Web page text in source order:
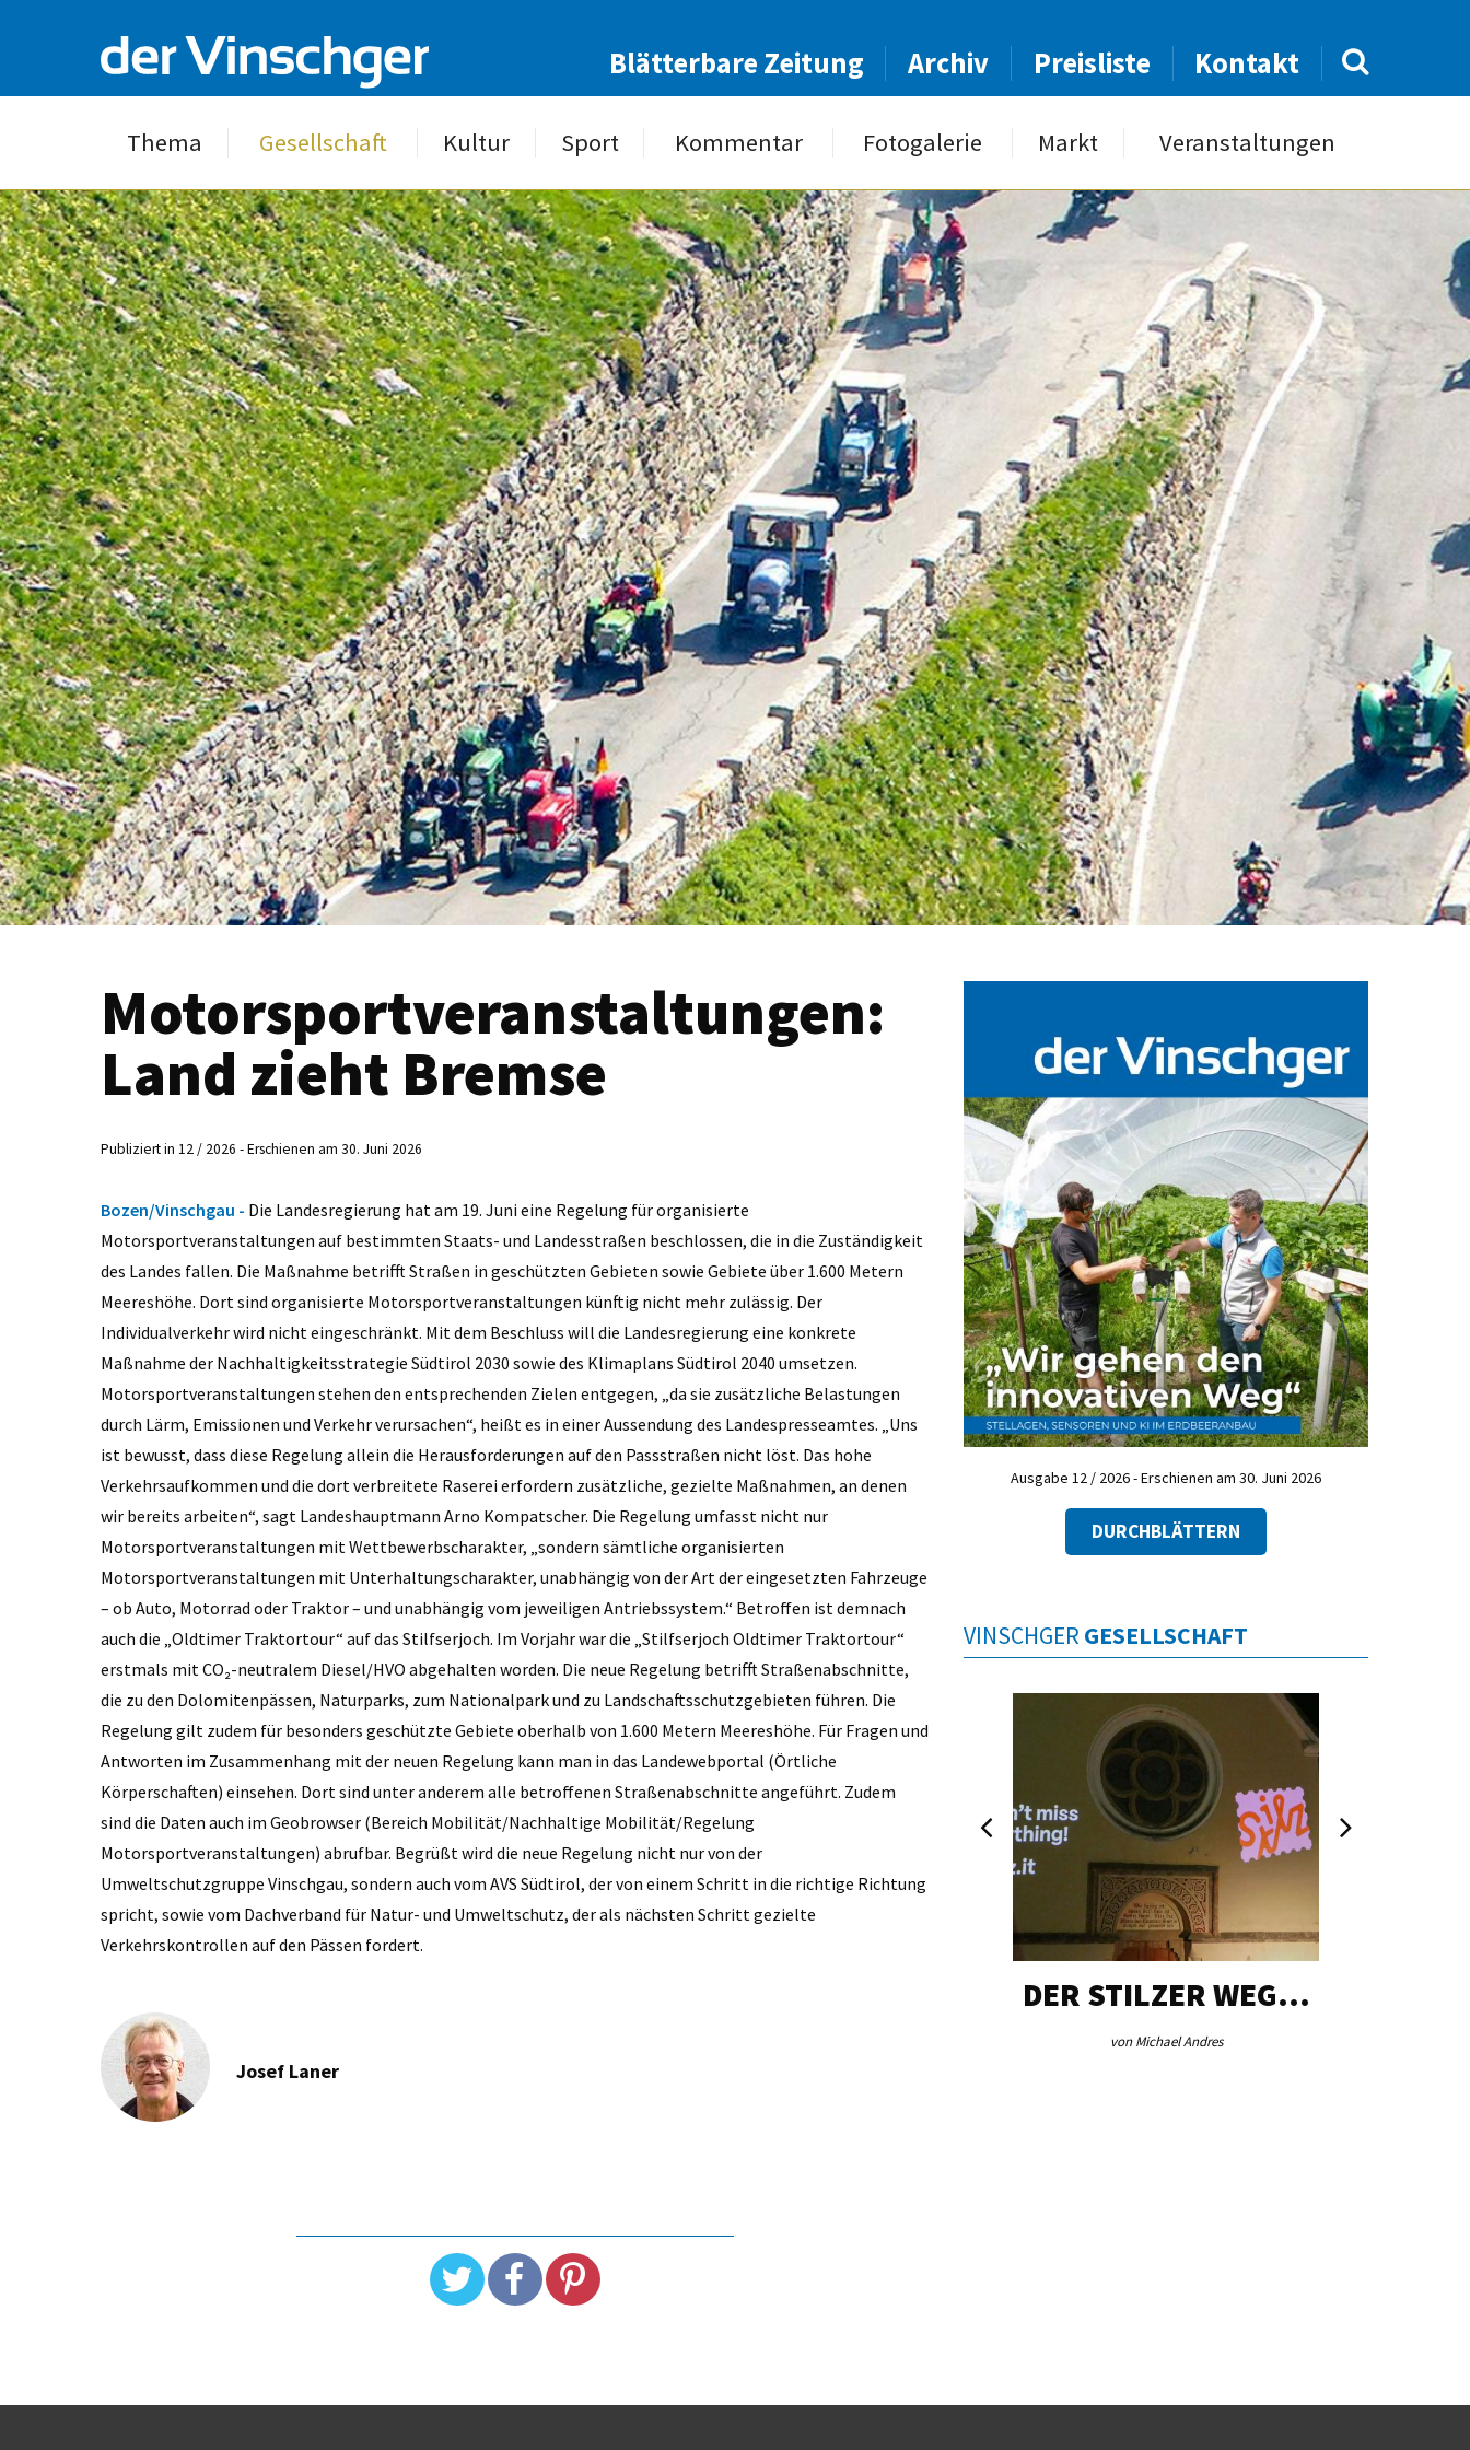
Blätterbare Zeitung Archiv Preisliste Kontakt
Thema Gesellschaft Kultur Sport Kommentar Fotogalerie Markt Veranstaltungen
Motorsportveranstaltungen:
Land zieht Bremse
Publiziert in 12 / 2026 - Erschienen am 30. Juni 2026
Bozen/Vinschgau - Die Landesregierung hat am 19. Juni eine Regelung für organisierte
Motorsportveranstaltungen auf bestimmten Staats- und Landesstraßen beschlossen, die in die Zuständigkeit
des Landes fallen. Die Maßnahme betrifft Straßen in geschützten Gebieten sowie Gebiete über 1.600 Metern
Meereshöhe. Dort sind organisierte Motorsportveranstaltungen künftig nicht mehr zulässig. Der
Individualverkehr wird nicht eingeschränkt. Mit dem Beschluss will die Landesregierung eine konkrete
Maßnahme der Nachhaltigkeitsstrategie Südtirol 2030 sowie des Klimaplans Südtirol 2040 umsetzen.
Motorsportveranstaltungen stehen den entsprechenden Zielen entgegen, „da sie zusätzliche Belastungen
durch Lärm, Emissionen und Verkehr verursachen“, heißt es in einer Aussendung des Landespresseamtes. „Uns
ist bewusst, dass diese Regelung allein die Herausforderungen auf den Passstraßen nicht löst. Das hohe
Verkehrsaufkommen und die dort verbreitete Raserei erfordern zusätzliche, gezielte Maßnahmen, an denen
wir bereits arbeiten“, sagt Landeshauptmann Arno Kompatscher. Die Regelung umfasst nicht nur
Motorsportveranstaltungen mit Wettbewerbscharakter, „sondern sämtliche organisierten
Motorsportveranstaltungen mit Unterhaltungscharakter, unabhängig von der Art der eingesetzten Fahrzeuge
– ob Auto, Motorrad oder Traktor – und unabhängig vom jeweiligen Antriebssystem.“ Betroffen ist demnach
auch die „Oldtimer Traktortour“ auf das Stilfserjoch. Im Vorjahr war die „Stilfserjoch Oldtimer Traktortour“
erstmals mit CO₂-neutralem Diesel/HVO abgehalten worden. Die neue Regelung betrifft Straßenabschnitte,
die zu den Dolomitenpässen, Naturparks, zum Nationalpark und zu Landschaftsschutzgebieten führen. Die
Regelung gilt zudem für besonders geschützte Gebiete oberhalb von 1.600 Metern Meereshöhe. Für Fragen und
Antworten im Zusammenhang mit der neuen Regelung kann man in das Landewebportal (Örtliche
Körperschaften) einsehen. Dort sind unter anderem alle betroffenen Straßenabschnitte angeführt. Zudem
sind die Daten auch im Geobrowser (Bereich Mobilität/Nachhaltige Mobilität/Regelung
Motorsportveranstaltungen) abrufbar. Begrüßt wird die neue Regelung nicht nur von der
Umweltschutzgruppe Vinschgau, sondern auch vom AVS Südtirol, der von einem Schritt in die richtige Richtung
spricht, sowie vom Dachverband für Natur- und Umweltschutz, der als nächsten Schritt gezielte
Verkehrskontrollen auf den Pässen fordert.
Josef Laner
Ausgabe 12 / 2026 - Erschienen am 30. Juni 2026
DURCHBLÄTTERN
VINSCHGER GESELLSCHAFT
DER STILZER WEG…
von Michael Andres